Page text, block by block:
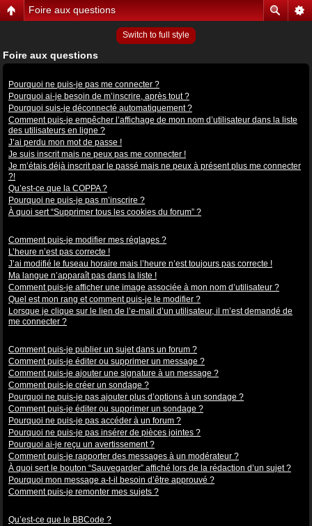
Foire aux questions
Switch to full style
Foire aux questions
Pourquoi ne puis-je pas me connecter ?
Pourquoi ai-je besoin de m’inscrire, après tout ?
Pourquoi suis-je déconnecté automatiquement ?
Comment puis-je empêcher l’affichage de mon nom d’utilisateur dans la liste
des utilisateurs en ligne ?
J’ai perdu mon mot de passe !
Je suis inscrit mais ne peux pas me connecter !
Je m’étais déjà inscrit par le passé mais ne peux à présent plus me connecter
?!
Qu’est-ce que la COPPA ?
Pourquoi ne puis-je pas m’inscrire ?
À quoi sert “Supprimer tous les cookies du forum” ?
Comment puis-je modifier mes réglages ?
L’heure n’est pas correcte !
J’ai modifié le fuseau horaire mais l’heure n’est toujours pas correcte !
Ma langue n’apparaît pas dans la liste !
Comment puis-je afficher une image associée à mon nom d’utilisateur ?
Quel est mon rang et comment puis-je le modifier ?
Lorsque je clique sur le lien de l’e-mail d’un utilisateur, il m’est demandé de
me connecter ?
Comment puis-je publier un sujet dans un forum ?
Comment puis-je éditer ou supprimer un message ?
Comment puis-je ajouter une signature à un message ?
Comment puis-je créer un sondage ?
Pourquoi ne puis-je pas ajouter plus d’options à un sondage ?
Comment puis-je éditer ou supprimer un sondage ?
Pourquoi ne puis-je pas accéder à un forum ?
Pourquoi ne puis-je pas insérer de pièces jointes ?
Pourquoi ai-je reçu un avertissement ?
Comment puis-je rapporter des messages à un modérateur ?
À quoi sert le bouton “Sauvegarder” affiché lors de la rédaction d’un sujet ?
Pourquoi mon message a-t-il besoin d’être approuvé ?
Comment puis-je remonter mes sujets ?
Qu’est-ce que le BBCode ?